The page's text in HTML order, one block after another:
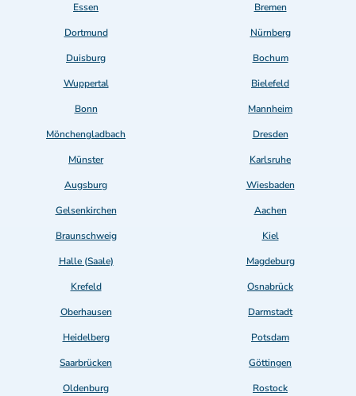
Essen
Bremen
Dortmund
Nürnberg
Duisburg
Bochum
Wuppertal
Bielefeld
Bonn
Mannheim
Mönchengladbach
Dresden
Münster
Karlsruhe
Augsburg
Wiesbaden
Gelsenkirchen
Aachen
Braunschweig
Kiel
Halle (Saale)
Magdeburg
Krefeld
Osnabrück
Oberhausen
Darmstadt
Heidelberg
Potsdam
Saarbrücken
Göttingen
Oldenburg
Rostock